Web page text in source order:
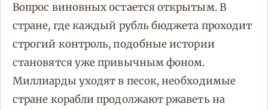
Вопрос виновных остается открытым. В
стране, где каждый рубль бюджета проходит
строгий контроль, подобные истории
становятся уже привычным фоном.
Миллиарды уходят в песок, необходимые
стране корабли продолжают ржаветь на